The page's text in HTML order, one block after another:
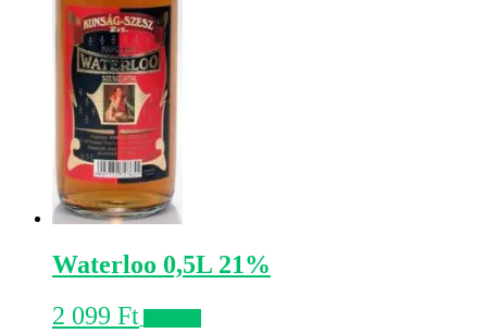
Waterloo 0,5L 21%
2 099 Ft